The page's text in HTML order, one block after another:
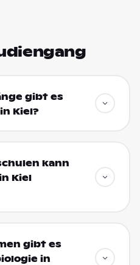
gibt es
Kiel?
kann
Kiel
gibt es
in